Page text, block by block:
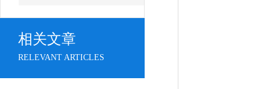
相关文章
RELEVANT ARTICLES